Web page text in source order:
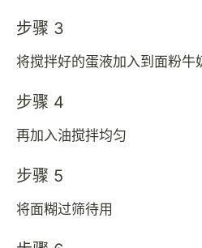
步骤 3
将搅拌好的蛋液加入到面粉牛
步骤 4
再加入油搅拌均匀
步骤 5
将面糊过筛待用